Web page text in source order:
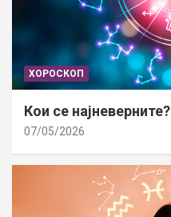
ХОРОСКОП
Кои се најневерните?
07/05/2026